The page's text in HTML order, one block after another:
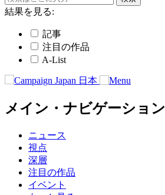
結果を見る:
記事
注目の作品
A-List
メイン・ナビゲーション
ニュース
視点
深層
注目の作品
イベント